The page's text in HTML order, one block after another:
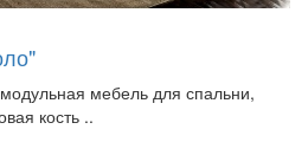
мебель для спальни,
кость ..